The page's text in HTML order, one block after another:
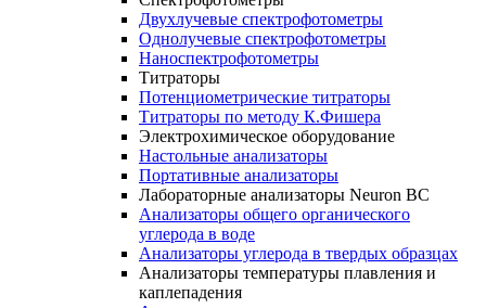
Двухлучевые спектрофотометры
Однолучевые спектрофотометры
Наноспектрофотометры
Титраторы
Потенциометрические титраторы
Титраторы по методу К.Фишера
Электрохимическое оборудование
Настольные анализаторы
Портативные анализаторы
Лабораторные анализаторы Neuron BC
Анализаторы общего органического
углерода в воде
Анализаторы углерода в твердых образцах
Анализаторы температуры плавления и
каплепадения